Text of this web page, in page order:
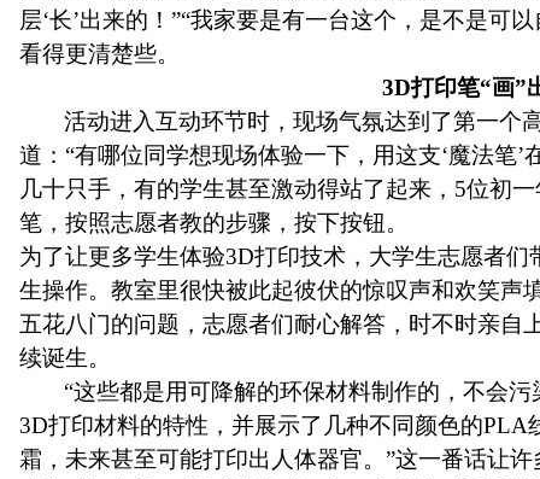
层‘长’出来的！”“我家要是有一台这个，是不是可
看得更清楚些。
3D打印笔“画”
活动进入互动环节时，现场气氛达到了第一个
道：“有哪位同学想现场体验一下，用这支‘魔法笔
几十只手，有的学生甚至激动得站了起来， 5位初
笔，按照志愿者教的步骤，按下按钮。
为了让更多学生体验3D打印技术 ， 大学生志愿者们
生操作。教室里很快被此起彼伏的惊叹声和欢笑声
五花八门的问题，志愿者们耐心解答，时不时亲自
续诞生。
“这些都是用可降解的环保材料制作的，不会污
3D打印材料的特性，并展示了几种不同颜色的
霜，未来甚至可能打印出人体器官。”这一番话让